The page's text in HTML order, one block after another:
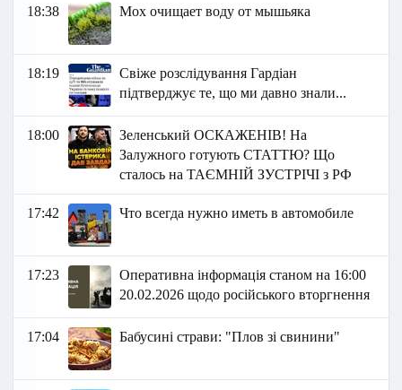
18:38 Мох очищает воду от мышьяка
18:19
Свіже розслідування Гардіан
підтверджує те, що ми давно знали...
18:00
Зеленський ОСКАЖЕНІВ! На
Залужного готують СТАТТЮ? Що
сталось на ТАЄМНІЙ ЗУСТРІЧІ з РФ
17:42 Что всегда нужно иметь в автомобиле
17:23
Оперативна інформація станом на 16:00
20.02.2026 щодо російського вторгнення
17:04 Бабусині страви: "Плов зі свинини"